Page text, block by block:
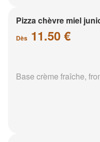
Pizza chèvre miel
Dès 11.50 €
Base crème fraîche,